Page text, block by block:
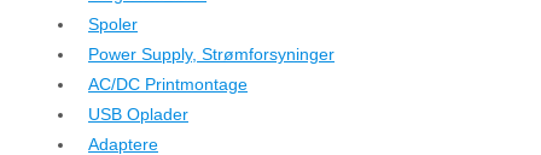
Spoler
Power Supply, Strømforsyninger
AC/DC Printmontage
USB Oplader
Adaptere